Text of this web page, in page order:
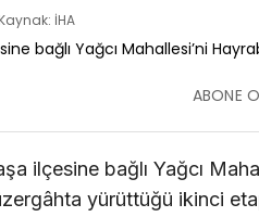
Kaynak: İHA
ABONE
ilçesine bağlı Yağcı
yürüttüğü ikinci